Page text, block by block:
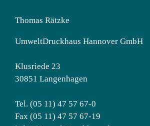
Thomas Rätzke
UmweltDruckhaus Hannover GmbH
Klusriede 23
30851 Langenhagen
Tel. (05 11) 47 57 67-0
Fax (05 11) 47 57 67-19